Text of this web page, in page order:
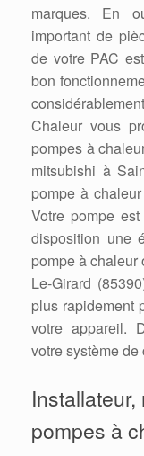
marques. En
important de
de votre PAC
bon
Chaleur vous
pompes à
mitsubishi à
pompe à
Votre pompe
disposition une
pompe à
Le-Girard
plus rapidement
votre appareil.
votre système
pompes à